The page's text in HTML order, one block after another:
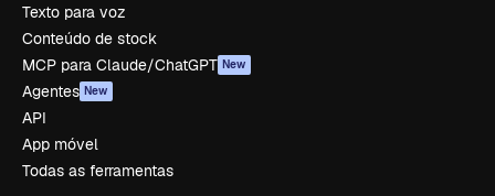
Texto para voz
Conteúdo de stock
MCP para Claude/ChatGPT New
Agentes New
API
App móvel
Todas as ferramentas